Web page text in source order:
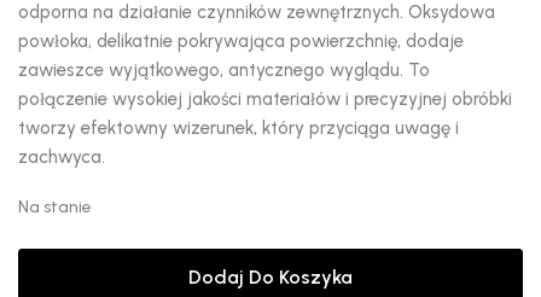
odporna na działanie czynników zewnętrznych. Oksydowa
powłoka, delikatnie pokrywająca powierzchnię, dodaje
zawieszce wyjątkowego, antycznego wyglądu. To
połączenie wysokiej jakości materiałów i precyzyjnej obróbki
tworzy efektowny wizerunek, który przyciąga uwagę i
zachwyca.
Na stanie
Dodaj Do Koszyka